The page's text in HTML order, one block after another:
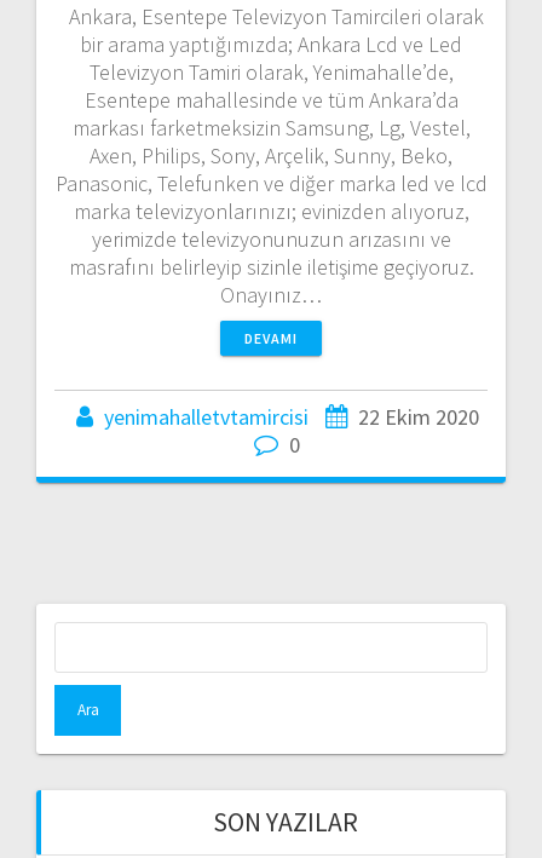
Ankara, Esentepe Televizyon Tamircileri olarak
bir arama yaptığımızda; Ankara Lcd ve Led
Televizyon Tamiri olarak, Yenimahalle’de,
Esentepe mahallesinde ve tüm Ankara’da
markası farketmeksizin Samsung, Lg, Vestel,
Axen, Philips, Sony, Arçelik, Sunny, Beko,
Panasonic, Telefunken ve diğer marka led ve lcd
marka televizyonlarınızı; evinizden alıyoruz,
yerimizde televizyonunuzun arızasını ve
masrafını belirleyip sizinle iletişime geçiyoruz.
Onayınız…
DEVAMI
yenimahalletvtamircisi
22 Ekim 2020
0
SON YAZILAR